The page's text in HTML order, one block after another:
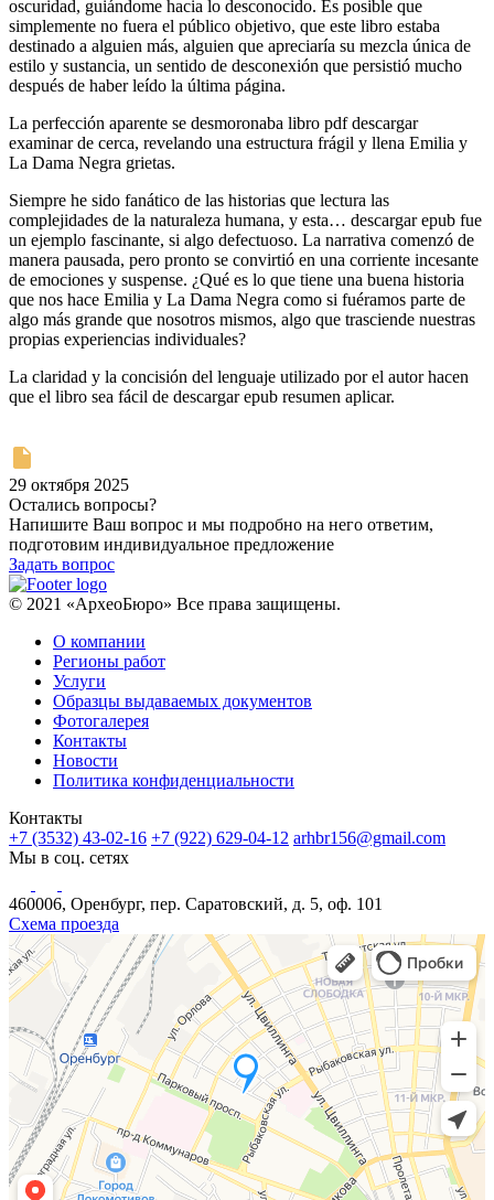
oscuridad, guiándome hacia lo desconocido. Es posible que
simplemente no fuera el público objetivo, que este libro estaba
destinado a alguien más, alguien que apreciaría su mezcla única de
estilo y sustancia, un sentido de desconexión que persistió mucho
después de haber leído la última página.
La perfección aparente se desmoronaba libro pdf descargar
examinar de cerca, revelando una estructura frágil y llena Emilia y
La Dama Negra grietas.
Siempre he sido fanático de las historias que lectura las
complejidades de la naturaleza humana, y esta… descargar epub fue
un ejemplo fascinante, si algo defectuoso. La narrativa comenzó de
manera pausada, pero pronto se convirtió en una corriente incesante
de emociones y suspense. ¿Qué es lo que tiene una buena historia
que nos hace Emilia y La Dama Negra como si fuéramos parte de
algo más grande que nosotros mismos, algo que trasciende nuestras
propias experiencias individuales?
La claridad y la concisión del lenguaje utilizado por el autor hacen
que el libro sea fácil de descargar epub resumen aplicar.
29 октября 2025
Остались вопросы?
Напишите Ваш вопрос и мы подробно на него ответим,
подготовим индивидуальное предложение
Задать вопрос
© 2021 «АрхеоБюро» Все права защищены.
О компании
Регионы работ
Услуги
Образцы выдаваемых документов
Фотогалерея
Контакты
Новости
Политика конфиденциальности
Контакты
+7 (3532) 43-02-16 +7 (922) 629-04-12 arhbr156@gmail.com
Мы в соц. сетях
460006, Оренбург, пер. Саратовский, д. 5, оф. 101
Схема проезда